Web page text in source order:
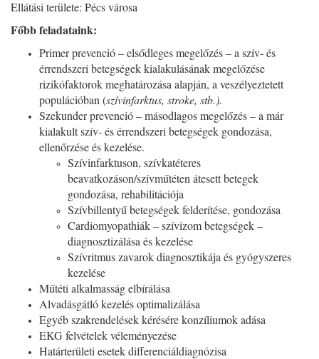
Ellátási területe: Pécs városa
Főbb feladataink:
Primer prevenció – elsődleges megelőzés – a szív- és
érrendszeri betegségek kialakulásának megelőzése
rizikófaktorok meghatározása alapján, a veszélyeztetett
populációban (szívinfarktus, stroke, stb.).
Szekunder prevenció – másodlagos megelőzés – a már
kialakult szív- és érrendszeri betegségek gondozása,
ellenőrzése és kezelése.
Szívinfarktuson, szívkatéteres
beavatkozáson/szívműtéten átesett betegek
gondozása, rehabilitációja
Szívbillentyű betegségek felderítése, gondozása
Cardiomyopathiák – szívizom betegségek –
diagnosztizálása és kezelése
Szívritmus zavarok diagnosztikája és gyógyszeres
kezelése
Műtéti alkalmasság elbírálása
Alvadásgátló kezelés optimalizálása
Egyéb szakrendelések kérésére konzíliumok adása
EKG felvételek véleményezése
Határterületi esetek differenciáldiagnózisa